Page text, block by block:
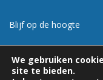
Blijf op de hoogte
We gebruiken
site te bieden.